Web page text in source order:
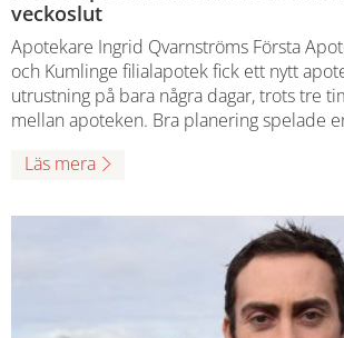
veckoslut
Apotekare Ingrid Qvarnströms Första
och Kumlinge filialapotek fick ett nytt
utrustning på bara några dagar, trots tre
mellan apoteken. Bra planering spelade
Läs mera